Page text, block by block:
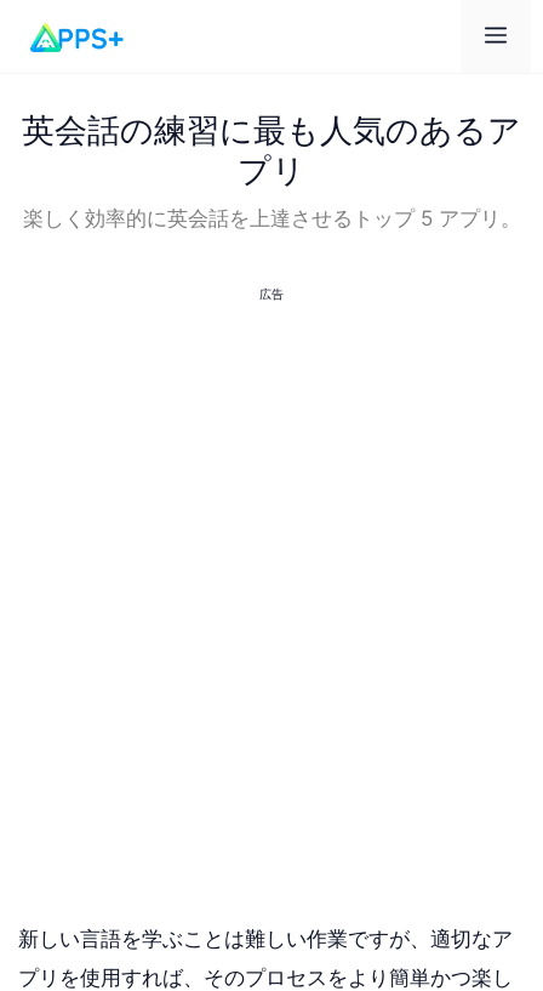
メ
英会話の練習に最も人気のあるア
プリ
楽しく効率的に英会話を上達させるトップ 5 アプリ。
広告
新しい言語を学ぶことは難しい作業ですが、適切なア
プリを使用すれば、そのプロセスをより簡単かつ楽し